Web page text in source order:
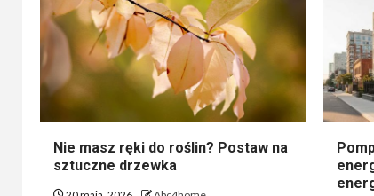
Nie masz ręki do roślin? Postaw na
sztuczne drzewka